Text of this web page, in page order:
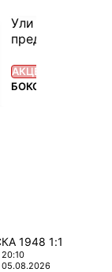
Ули Вегнер
преди боя в
АКЦЕНТИ
ПОВЕЧЕ ОТ
БОКС
Панатинайкос - ЦСКА 1948 1:1
20:10
05.08.2026